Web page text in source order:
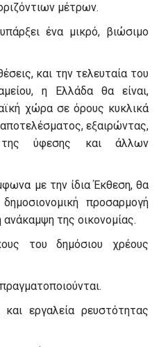
μέτρων.
ένα μικρό, βιώσιμο
και την τελευταία του
η Ελλάδα θα είναι,
χώρα σε όρους κυκλικά
εξαιρώντας,
ύφεσης και άλλων
με την ίδια Έκθεση, θα
προσαρμογή
της οικονομίας.
του δημόσιου χρέους
εργαλεία ρευστότητας